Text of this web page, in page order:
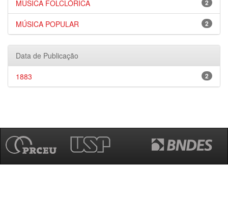
2
MÚSICA FOLCLÓRICA
2
MÚSICA POPULAR
Data de Publicação
2
1883